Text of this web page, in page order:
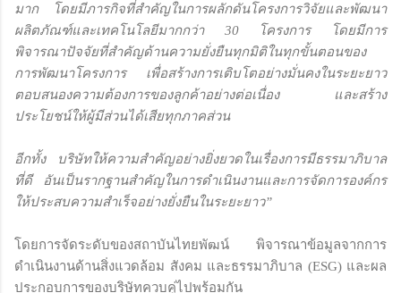
มาก โดยมีภารกิจที่สำคัญในการผลักดันโครงการวิจัยและพัฒนา
ผลิตภัณฑ์และเทคโนโลยีมากกว่า 30 โครงการ โดยมีการ
พิจารณาปัจจัยที่สำคัญด้านความยั่งยืนทุกมิติในทุกขั้นตอนของ
การพัฒนาโครงการ เพื่อสร้างการเติบโตอย่างมั่นคงในระยะยาว
ตอบสนองความต้องการของลูกค้าอย่างต่อเนื่อง และสร้าง
ประโยชน์ให้ผู้มีส่วนได้เสียทุกภาคส่วน
อีกทั้ง บริษัทให้ความสำคัญอย่างยิ่งยวดในเรื่องการมีธรรมาภิบาล
ที่ดี อันเป็นรากฐานสำคัญในการดำเนินงานและการจัดการองค์กร
ให้ประสบความสำเร็จอย่างยั่งยืนในระยะยาว”
โดยการจัดระดับของสถาบันไทยพัฒน์ พิจารณาข้อมูลจากการ
ดำเนินงานด้านสิ่งแวดล้อม สังคม และธรรมาภิบาล (ESG) และผล
ประกอบการของบริษัทควบคู่ไปพร้อมกัน